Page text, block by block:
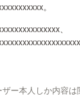
。
、
ザー本人しか内容は